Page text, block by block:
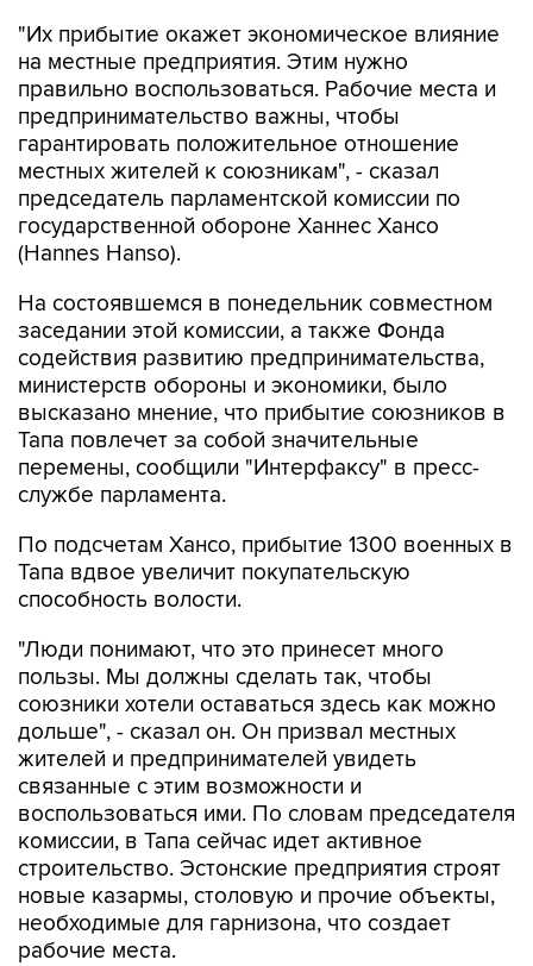
"Их прибытие окажет экономическое влияние
на местные предприятия. Этим нужно
правильно воспользоваться. Рабочие места и
предпринимательство важны, чтобы
гарантировать положительное отношение
местных жителей к союзникам", - сказал
председатель парламентской комиссии по
государственной обороне Ханнес Хансо
(Hannes Hanso).
На состоявшемся в понедельник совместном
заседании этой комиссии, а также Фонда
содействия развитию предпринимательства,
министерств обороны и экономики, было
высказано мнение, что прибытие союзников в
Тапа повлечет за собой значительные
перемены, сообщили "Интерфаксу" в пресс-
службе парламента.
По подсчетам Хансо, прибытие 1300 военных в
Тапа вдвое увеличит покупательскую
способность волости.
"Люди понимают, что это принесет много
пользы. Мы должны сделать так, чтобы
союзники хотели оставаться здесь как можно
дольше", - сказал он. Он призвал местных
жителей и предпринимателей увидеть
связанные с этим возможности и
воспользоваться ими. По словам председателя
комиссии, в Тапа сейчас идет активное
строительство. Эстонские предприятия строят
новые казармы, столовую и прочие объекты,
необходимые для гарнизона, что создает
рабочие места.